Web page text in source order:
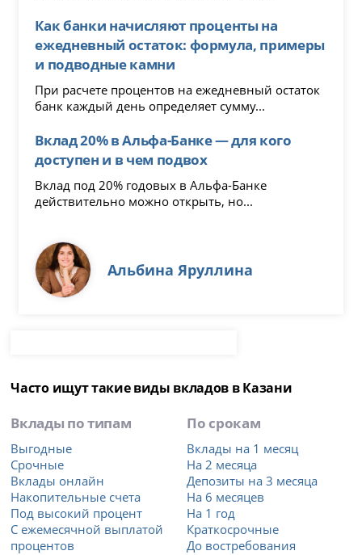
Как банки начисляют проценты на
ежедневный остаток: формула, примеры
и подводные камни
При расчете процентов на ежедневный остаток
банк каждый день определяет сумму...
Вклад 20% в Альфа-Банке — для кого
доступен и в чем подвох
Вклад под 20% годовых в Альфа-Банке
действительно можно открыть, но...
Альбина Яруллина
Часто ищут такие виды вкладов в Казани
Вклады по типам
Выгодные
Срочные
Вклады онлайн
Накопительные счета
Под высокий процент
С ежемесячной выплатой
процентов
По срокам
Вклады на 1 месяц
На 2 месяца
Депозиты на 3 месяца
На 6 месяцев
На 1 год
Краткосрочные
До востребования